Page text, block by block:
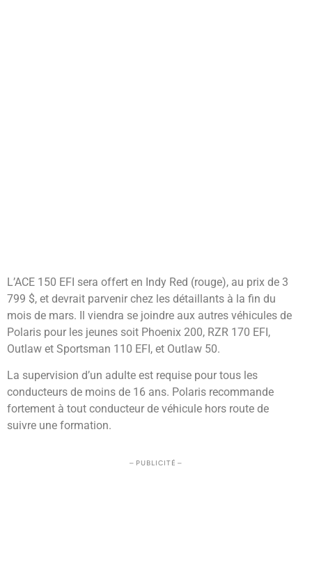
L’ACE 150 EFI sera offert en Indy Red (rouge), au prix de 3
799 $, et devrait parvenir chez les détaillants à la fin du
mois de mars. Il viendra se joindre aux autres véhicules de
Polaris pour les jeunes soit Phoenix 200, RZR 170 EFI,
Outlaw et Sportsman 110 EFI, et Outlaw 50.
La supervision d’un adulte est requise pour tous les
conducteurs de moins de 16 ans. Polaris recommande
fortement à tout conducteur de véhicule hors route de
suivre une formation.
– PUBLICITÉ –